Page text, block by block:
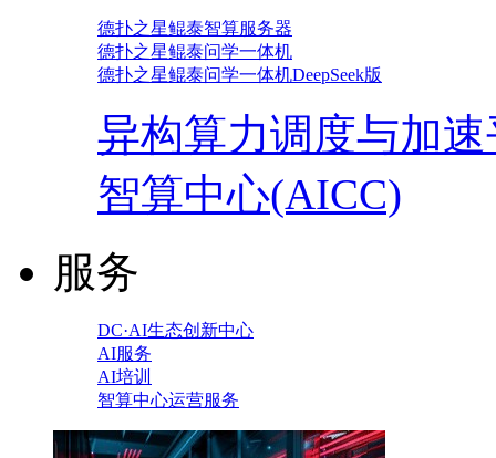
德扑之星鲲泰智算服务器
德扑之星鲲泰问学一体机
德扑之星鲲泰问学一体机DeepSeek版
异构算力调度与加
智算中心(AICC)
服务
DC·AI生态创新中心
AI服务
AI培训
智算中心运营服务